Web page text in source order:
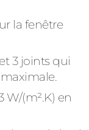
la fenêtre
3 joints qui
(m².K) en